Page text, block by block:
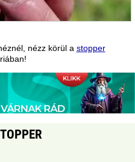
nézz körül a stopper